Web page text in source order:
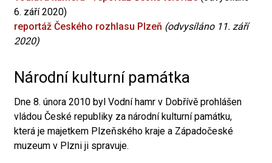
6. září 2020)
reportáž Českého rozhlasu Plzeň (odvysíláno 11. září
2020)
Národní kulturní památka
Dne 8. února 2010 byl Vodní hamr v Dobřívě prohlášen
vládou České republiky za národní kulturní památku,
která je majetkem Plzeňského kraje a Západočeské
muzeum v Plzni ji spravuje.